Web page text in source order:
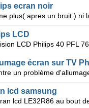
ecran noir
LCD
écran sur TV
lcd samsung